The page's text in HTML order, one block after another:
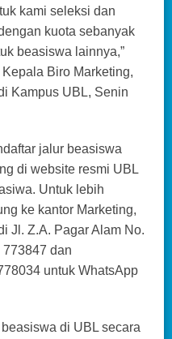
kami seleksi dan
kuota sebanyak
beasiswa lainnya,”
Biro Marketing,
Kampus UBL, Senin
jalur beasiswa
di website resmi UBL
Untuk lebih
ke kantor Marketing,
Jl. Z.A. Pagar Alam No.
dan
untuk WhatsApp
di UBL secara